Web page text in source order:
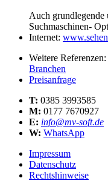
Auch
Suchmaschinen-
Internet:
Weitere Referenzen:
Branchen
Preisanfrage
T: 0385 3993585
M: 0177 7670927
E: info@mv-soft.de
W: WhatsApp
Impressum
Datenschutz
Rechtshinweise